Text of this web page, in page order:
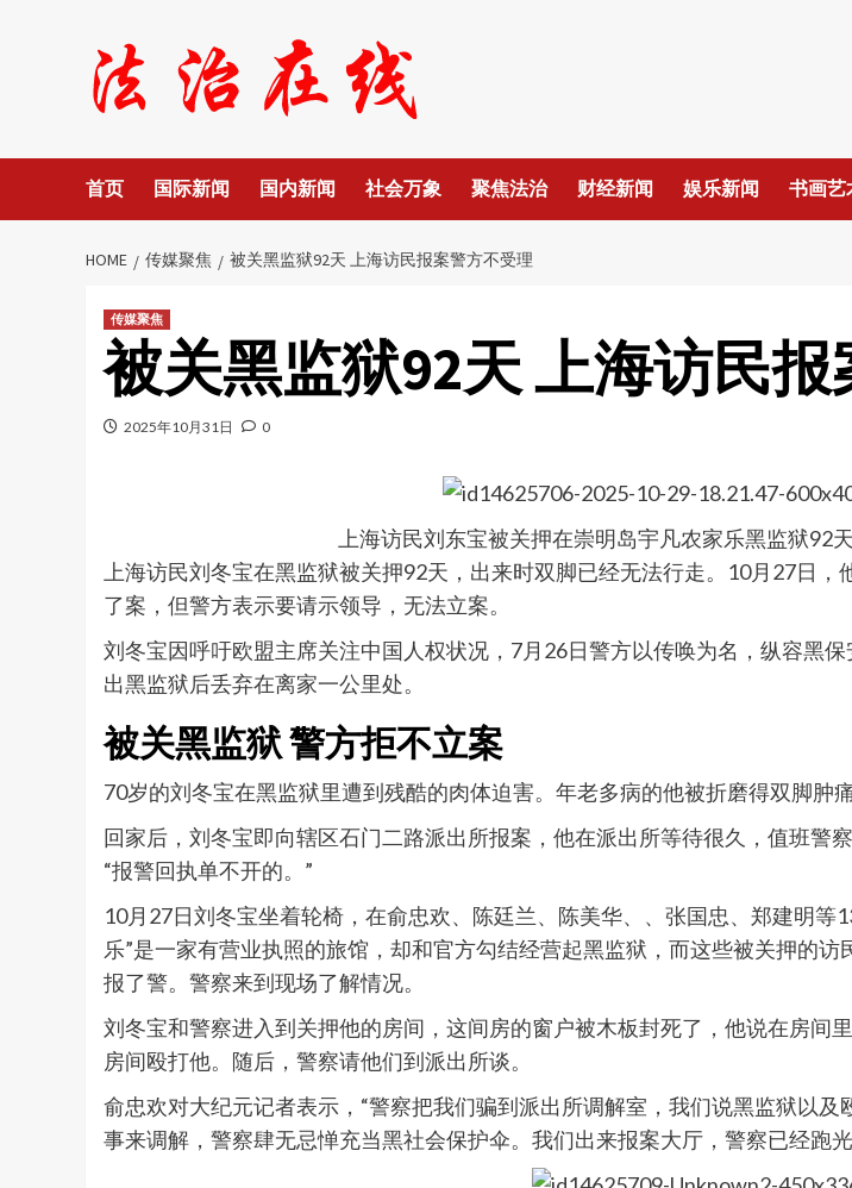
首页 国际新闻 国内新闻 社会万象 聚焦法治 财经新闻 娱乐新闻 书画艺
HOME 传媒聚焦 被关黑监狱92天 上海访民报案警方不受理
传媒聚焦
被关黑监狱92天 上海访民
2025年10月31日 0
上海访民刘东宝被关押在崇明岛宇凡农家乐黑监狱92
上海访民刘冬宝在黑监狱被关押92天，出来时双脚已经无法行走。10月27日
了案，但警方表示要请示领导，无法立案。
刘冬宝因呼吁欧盟主席关注中国人权状况，7月26日警方以传唤为名，纵容黑
出黑监狱后丢弃在离家一公里处。
被关黑监狱 警方拒不立案
70岁的刘冬宝在黑监狱里遭到残酷的肉体迫害。年老多病的他被折磨得双脚肿
回家后，刘冬宝即向辖区石门二路派出所报案，他在派出所等待很久，值班警
“报警回执单不开的。”
10月27日刘冬宝坐着轮椅，在俞忠欢、陈廷兰、陈美华、、张国忠、郑建明等
乐”是一家有营业执照的旅馆，却和官方勾结经营起黑监狱，而这些被关押的
报了警。警察来到现场了解情况。
刘冬宝和警察进入到关押他的房间，这间房的窗户被木板封死了，他说在房
房间殴打他。随后，警察请他们到派出所谈。
俞忠欢对大纪元记者表示，“警察把我们骗到派出所调解室，我们说黑监狱以
事来调解，警察肆无忌惮充当黑社会保护伞。我们出来报案大厅，警察已经跑